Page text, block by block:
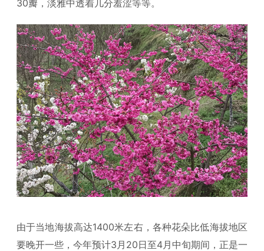
30瓣，淡雅中透着几分羞涩等等。
由于当地海拔高达1400米左右，各种花朵比低海拔地区
要晚开一些，今年预计3月20日至4月中旬期间，正是一